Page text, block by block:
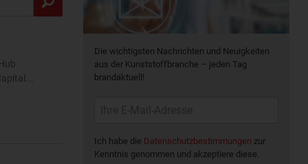
Die wichtigsten Nachrichten und Neuigkeiten
aus der Kunststoffbranche – jeden Tag
brandaktuell!
Ich habe die Datenschutzbestimmungen zur
Kenntnis genommen und akzeptiere diese.